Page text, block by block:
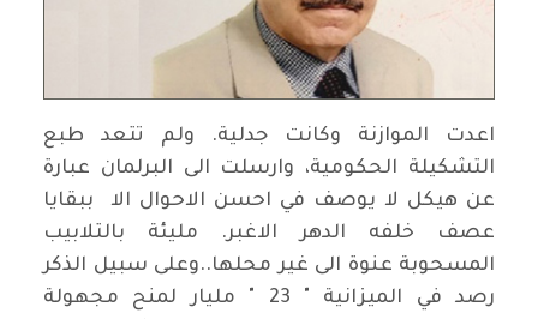
اعدت الموازنة وكانت جدلية. ولم تتعد طبع
التشكيلة الحكومية، وارسلت الى البرلمان عبارة
عن هيكل لا يوصف في احسن الاحوال الا ببقايا
عصف خلفه الدهر الاغبر. مليئة بالتلابيب
المسحوبة عنوة الى غير محلها..وعلى سبيل الذكر
رصد في الميزانية " 23 " مليار لمنح مجهولة